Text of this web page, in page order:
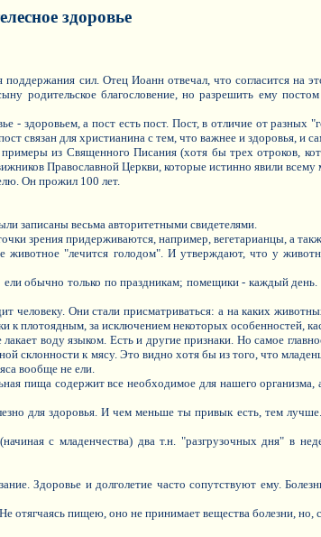
здоровье
сил. Отец Иоанн отвечал, что согласится на
родительское благословение, но разрешить ему
а пост есть пост. Пост, в отличие от разных
связан для христианина с тем, что важнее и здоровья, и
из Священного Писания (хотя бы трех отроков,
Православной Церкви, которые истинно явили
Он прожил 100 лет.
записаны весьма авторитетными свидетелями.
зрения придерживаются, например, вегетарианцы, а
"лечится голодом". И утверждают, что у
обычно только по праздникам; помещики - каждый
Они стали присматриваться: а на каких
плотоядным, за исключением некоторых особенностей,
воду языком. Есть и другие признаки. Но самое
склонности к мясу. Это видно хотя бы из того, что
вообще не ели.
пища содержит все необходимое для нашего
для здоровья. И чем меньше ты привык есть, тем
с младенчества) два т.н. "разгрузочных дня" в
Здоровье и долголетие часто сопутствуют ему.
пищею, оно не принимает вещества болезни, но,